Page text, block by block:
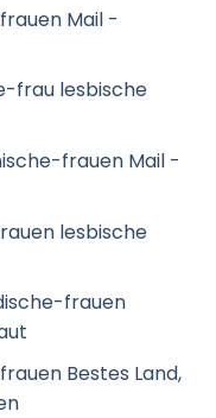
Mail -
frau lesbische
frauen Mail -
lesbische
frauen
Bestes Land,